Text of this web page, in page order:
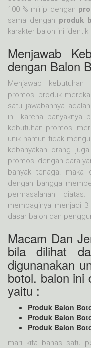
100 % mirip dengan
sama dengan produk
karakter balon ini
Menjawab
dengan Balon
Menjawab
promosi produk
satu jawabannya
ini. karena banyaknya
kebutuhan promosi
unik namun tidak
kebanyakan orang
promosi dengan cara
banyak tenaga.
dengan bangga
permasalahan
membaginya menjadi
dasar balon dan
Macam Dan
bila dilihat
digunanakan
botol. balon ini
yaitu :
Produk Balon
Produk Balon
Produk Balon
mari kita bahas satu